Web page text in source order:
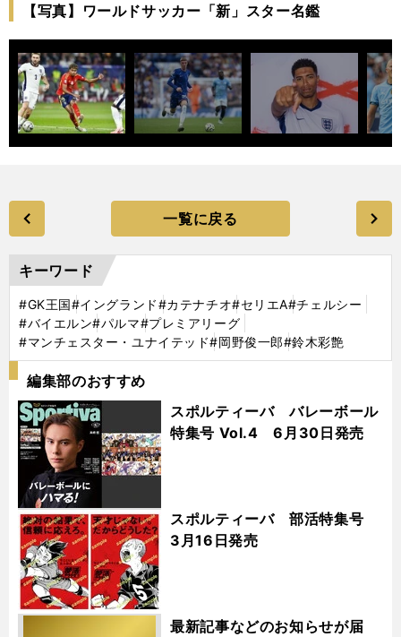
【写真】ワールドサッカー「新」スター名鑑
一覧に戻る
キーワード
#GK王国#イングランド#カテナチオ#セリエA#チェルシー
#バイエルン#パルマ#プレミアリーグ
#マンチェスター・ユナイテッド#岡野俊一郎#鈴木彩艶
編集部のおすすめ
スポルティーバ バレーボール
特集号 Vol.4 6月30日発売
スポルティーバ 部活特集号
3月16日発売
最新記事などのお知らせが届